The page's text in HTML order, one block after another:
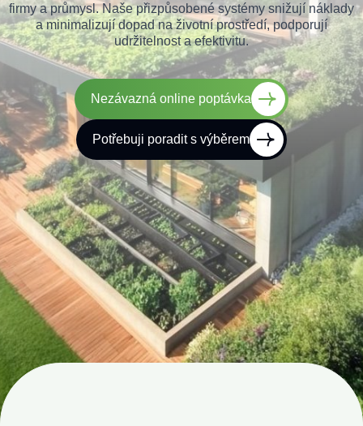
firmy a průmysl. Naše přizpůsobené systémy snižují náklady
a minimalizují dopad na životní prostředí, podporují
udržitelnost a efektivitu.
Nezávazná online poptávka
Potřebuji poradit s výběrem